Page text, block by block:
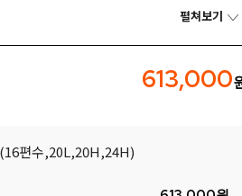
펼쳐보기
613,000
편수,20L,20H,24H)